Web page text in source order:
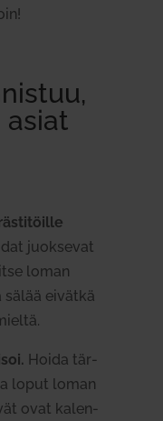
asiat
juok­sevat
loman
sälää eivätkä
Hoida tär­
loput loman
ovat kalen­